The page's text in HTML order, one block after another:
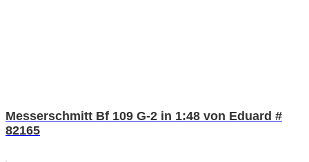
Messerschmitt Bf 109 G-2 in 1:48 von Eduard #
82165